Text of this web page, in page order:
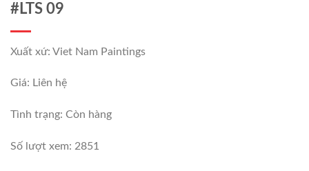
#LTS 09
Xuất xứ: Viet Nam Paintings
Giá: Liên hệ
Tình trạng: Còn hàng
Số lượt xem: 2851